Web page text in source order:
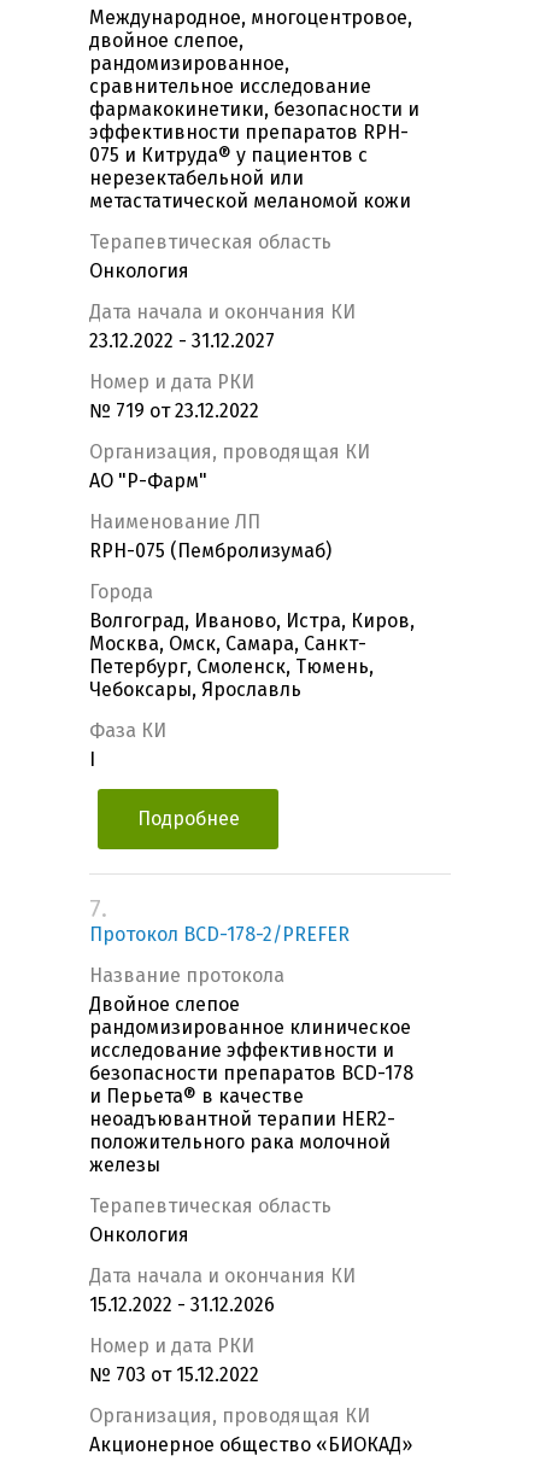
Международное, многоцентровое,
двойное слепое,
рандомизированное,
сравнительное исследование
фармакокинетики, безопасности и
эффективности препаратов RPH-
075 и Китруда® у пациентов с
нерезектабельной или
метастатической меланомой кожи
Терапевтическая область
Онкология
Дата начала и окончания КИ
23.12.2022 - 31.12.2027
Номер и дата РКИ
№ 719 от 23.12.2022
Организация, проводящая КИ
АО "Р-Фарм"
Наименование ЛП
RPH-075 (Пембролизумаб)
Города
Волгоград, Иваново, Истра, Киров,
Москва, Омск, Самара, Санкт-
Петербург, Смоленск, Тюмень,
Чебоксары, Ярославль
Фаза КИ
Подробнее
7.
Протокол BCD-178-2/PREFER
Название протокола
Двойное слепое
рандомизированное клиническое
исследование эффективности и
безопасности препаратов BCD-178
и Перьета® в качестве
неоадъювантной терапии HER2-
положительного рака молочной
железы
Терапевтическая область
Онкология
Дата начала и окончания КИ
15.12.2022 - 31.12.2026
Номер и дата РКИ
№ 703 от 15.12.2022
Организация, проводящая КИ
Акционерное общество «БИОКАД»